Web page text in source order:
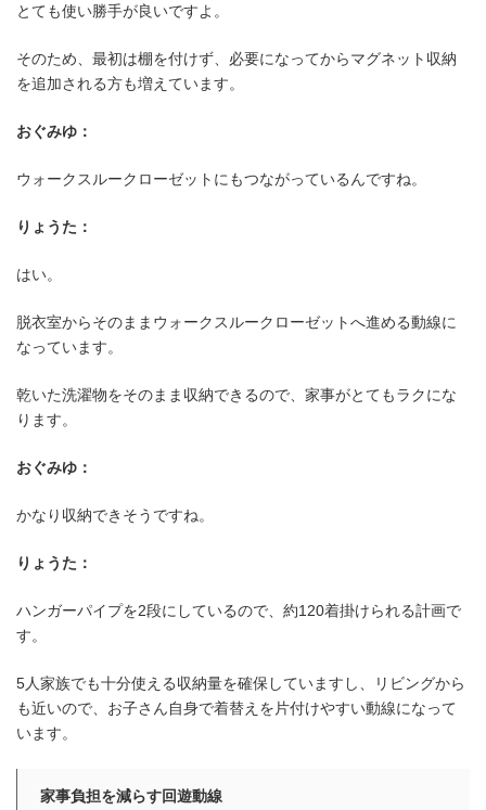
とても使い勝手が良いですよ。
そのため、最初は棚を付けず、必要になってからマグネット収納
を追加される方も増えています。
おぐみゆ：
ウォークスルークローゼットにもつながっているんですね。
りょうた：
はい。
脱衣室からそのままウォークスルークローゼットへ進める動線に
なっています。
乾いた洗濯物をそのまま収納できるので、家事がとてもラクにな
ります。
おぐみゆ：
かなり収納できそうですね。
りょうた：
ハンガーパイプを2段にしているので、約120着掛けられる計画で
す。
5人家族でも十分使える収納量を確保していますし、リビングから
も近いので、お子さん自身で着替えを片付けやすい動線になって
います。
家事負担を減らす回遊動線